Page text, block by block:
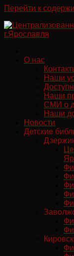
Перейти к
О нас
Наши
Наши
СМИ о
Наши
Новости
Детские